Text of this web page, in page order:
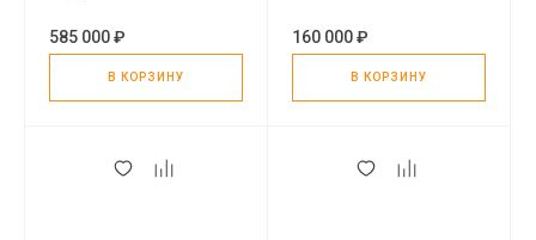
аппарат для
полиэтиленовых труб
585 000 ₽
В КОРЗИНУ
аппарат для
полиэтиленовых труб
160 000 ₽
В КОРЗИНУ